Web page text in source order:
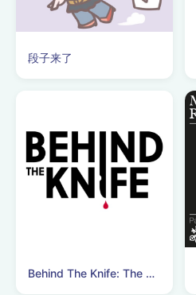
段子来了
Behind The Knife: The Surgery Podcast